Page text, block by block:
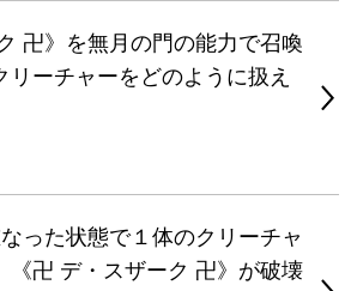
卍》を無月の門の能力で召喚
リーチャーをどのように扱え
った状態で１体のクリーチャ
《卍 デ・スザーク 卍》が破壊